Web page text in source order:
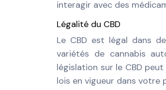
interagir avec des
Légalité du CBD
Le CBD est légal dans
variétés de cannabis
législation sur le CBD
lois en vigueur dans votre